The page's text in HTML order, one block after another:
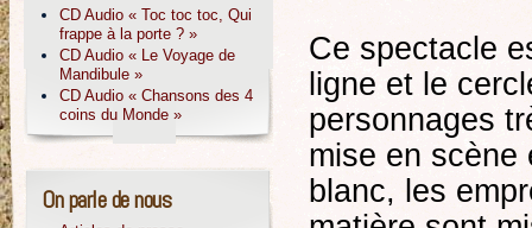
Ce spectacle
ligne et le
personnages
mise en scène
blanc, les
CD Audio « Toc toc toc, Qui
frappe à la porte ? »
CD Audio « Le Voyage de
Mandibule »
CD Audio « Chansons des 4
coins du Monde »
On parle de nous